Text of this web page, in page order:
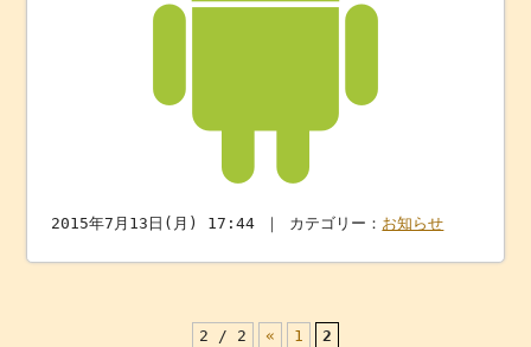
2015年7月13日(月) 17:44 ｜ カテゴリー： お知らせ
2 / 2 « 1 2